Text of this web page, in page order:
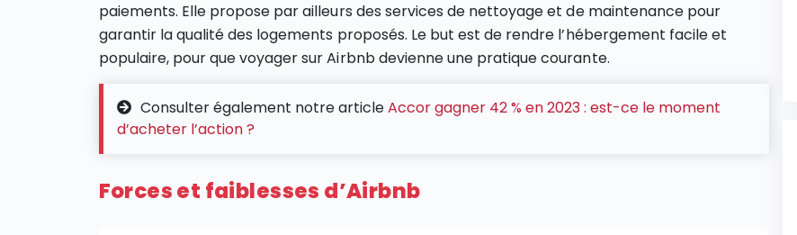
paiements. Elle propose par ailleurs des services de nettoyage et de maintenance pour
garantir la qualité des logements proposés. Le but est de rendre l’hébergement facile et
populaire, pour que voyager sur Airbnb devienne une pratique courante.
Consulter également notre articleAccor gagner 42 % en 2023 : est-ce le moment
d’acheter l’action ?
Forces et faiblesses d’Airbnb